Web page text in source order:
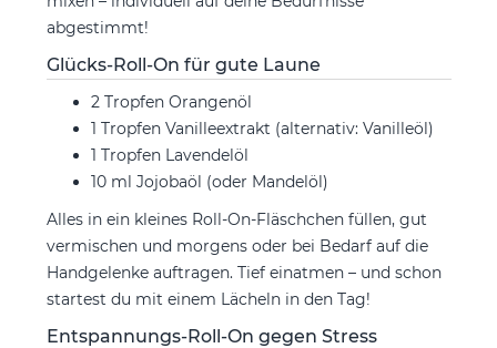
abgestimmt!
Glücks-Roll-On für gute Laune
2 Tropfen Orangenöl
1 Tropfen Vanilleextrakt (alternativ: Vanilleöl)
1 Tropfen Lavendelöl
10 ml Jojobaöl (oder Mandelöl)
Alles in ein kleines Roll-On-Fläschchen füllen, gut
vermischen und morgens oder bei Bedarf auf die
Handgelenke auftragen. Tief einatmen – und schon
startest du mit einem Lächeln in den Tag!
Entspannungs-Roll-On gegen Stress